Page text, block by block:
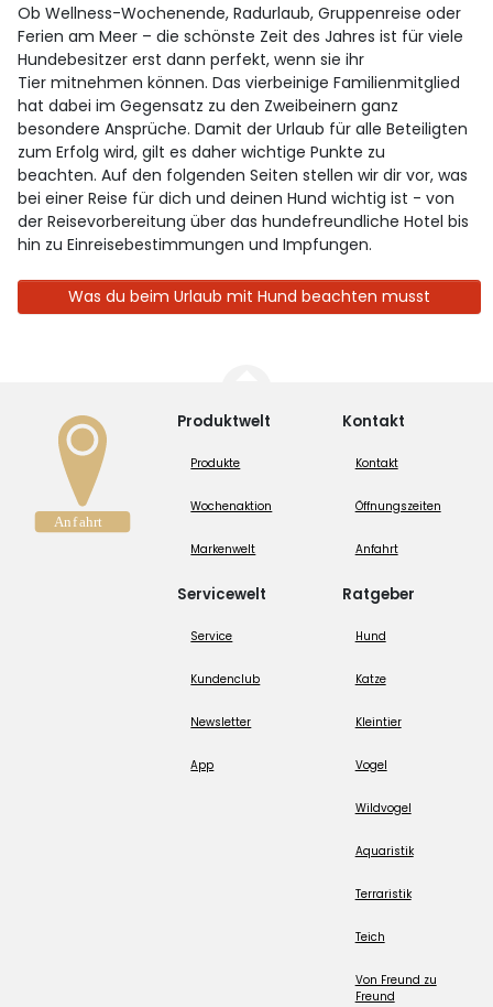
Ob Wellness-Wochenende, Radurlaub, Gruppenreise oder
Ferien am Meer – die schönste Zeit des Jahres ist für viele
Hundebesitzer erst dann perfekt, wenn sie ihr
Tier mitnehmen können. Das vierbeinige Familienmitglied
hat dabei im Gegensatz zu den Zweibeinern ganz
besondere Ansprüche. Damit der Urlaub für alle Beteiligten
zum Erfolg wird, gilt es daher wichtige Punkte zu
beachten. Auf den folgenden Seiten stellen wir dir vor, was
bei einer Reise für dich und deinen Hund wichtig ist - von
der Reisevorbereitung über das hundefreundliche Hotel bis
hin zu Einreisebestimmungen und Impfungen.
Was du beim Urlaub mit Hund beachten musst
Produktwelt
Produkte
Wochenaktion
Markenwelt
Servicewelt
Service
Kundenclub
Newsletter
App
Kontakt
Kontakt
Öffnungszeiten
Anfahrt
Ratgeber
Hund
Katze
Kleintier
Vogel
Wildvogel
Aquaristik
Terraristik
Teich
Von Freund zu
Freund